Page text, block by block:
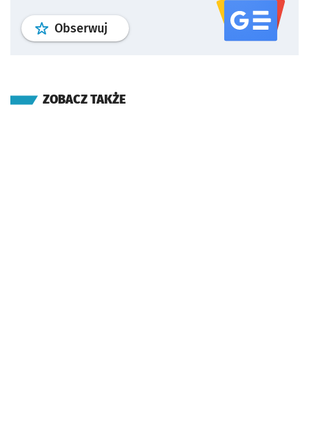
Obserwuj profil serwisu
ZOBACZ TAKŻE